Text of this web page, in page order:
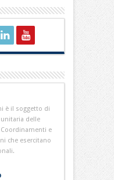
è il soggetto di
delle
e
che esercitano